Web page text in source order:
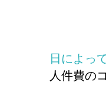
日によっ
人件費の